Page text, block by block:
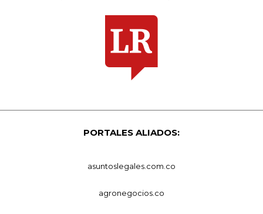
PORTALES ALIADOS:
asuntoslegales.com.co
agronegocios.co